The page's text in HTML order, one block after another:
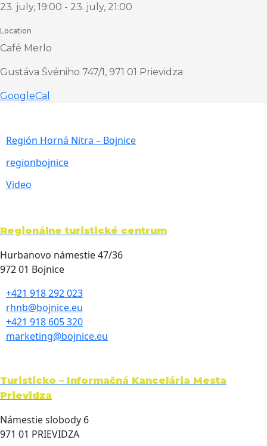
23. july, 19:00 - 23. july, 21:00
Location
Café Merlo
Gustáva Švéniho 747/1, 971 01 Prievidza
GoogleCal
Región Horná Nitra – Bojnice
regionbojnice
Video
Regionálne turistické centrum
Hurbanovo námestie 47/36
972 01 Bojnice
+421 918 292 023
rhnb@bojnice.eu
+421 918 605 320
marketing@bojnice.eu
Turisticko – Informačná Kancelária Mesta
Prievidza
Námestie slobody 6
971 01 PRIEVIDZA